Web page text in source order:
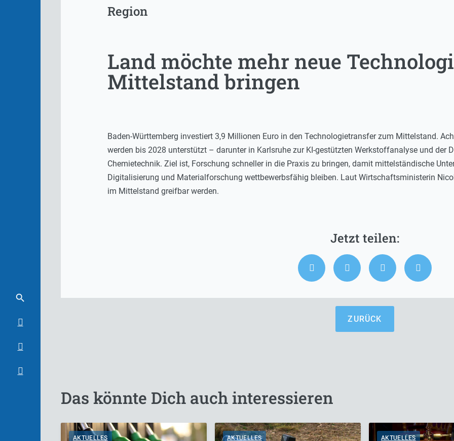
Region
Land möchte mehr neue
Mittelstand bringen
Baden-Württemberg investiert 3,9 Millionen Euro in den Technologietransfer zum Mittelstand.
werden bis 2028 unterstützt – darunter in Karlsruhe zur KI-gestützten Werkstoffanalyse und der
Chemietechnik. Ziel ist, Forschung schneller in die Praxis zu bringen, damit mittelständische
Digitalisierung und Materialforschung wettbewerbsfähig bleiben. Laut Wirtschaftsministerin
im Mittelstand greifbar werden.
ZURÜCK
Das könnte Dich auch interessieren
AKTUELLES AKTUELLES AKTUELLES